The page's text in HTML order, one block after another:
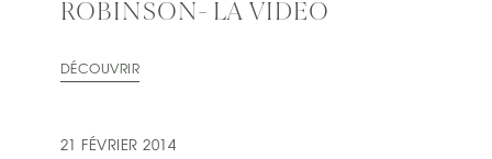
ROBINSON- LA VIDEO
DÉCOUVRIR
21 FÉVRIER 2014